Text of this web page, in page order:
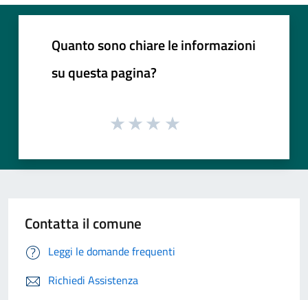
Quanto sono chiare le informazioni
su questa pagina?
Contatta il comune
Leggi le domande frequenti
Richiedi Assistenza